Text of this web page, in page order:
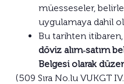
müesseseler,
uygulamaya dahil
Bu tarihten itibaren,
döviz alım‑satım
Belgesi olarak
(509 Sıra No.lu VUKGT